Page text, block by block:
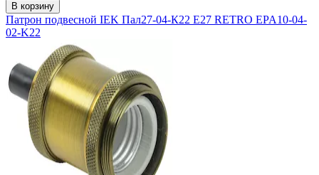
В корзину
Патрон подвесной IEK Пал27-04-К22 E27 RETRO EPA10-04-
02-K22